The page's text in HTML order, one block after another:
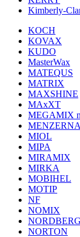
Kimberly-
KOCH
KOVAX
KUDO
MasterWax
MATEQUS
MATRIX
MAXSHINE
MAxXT
MEGAMIX
MENZERNA
MIOL
MIPA
MIRAMIX
MIRKA
MOBIHEL
MOTIP
NF
NOMIX
NORDBERG
NORTON